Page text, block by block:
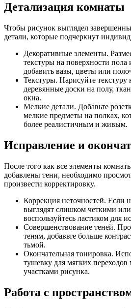
Детализация комнаты
Чтобы рисунок выглядел
детали, которые подчеркнут
Декоративные элементы.
текстуры на поверхности
добавить вазы, цветы или
Текстуры. Нарисуйте
деревянные доски на полу,
окна.
Мелкие детали. Добавьте
мелкие предметы на полках,
более реалистичным и живым.
Исправление и
После того как все элементы
добавлены тени, необходимо
произвести корректировку.
Коррекция неточностей. Если
выглядят слишком четкими
воспользуйтесь ластиком для
Совершенствование теней.
теням, добавьте больше
тьмой.
Окончательная тонировка.
тушевку для мягких
участками рисунка.
Работа с